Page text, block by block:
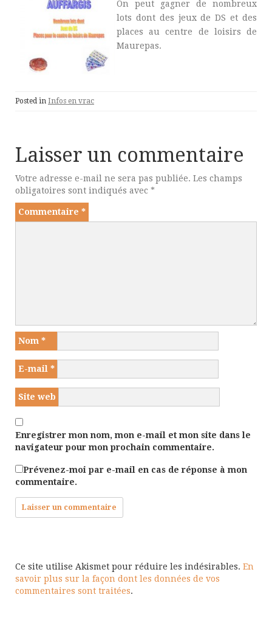
On peut gagner de nombreux
lots dont des jeux de DS et des
places au centre de loisirs de
Maurepas.
Posted in Infos en vrac
Laisser un commentaire
Votre adresse e-mail ne sera pas publiée. Les champs
obligatoires sont indiqués avec *
Commentaire *
Nom *
E-mail *
Site web
Enregistrer mon nom, mon e-mail et mon site dans le
navigateur pour mon prochain commentaire.
Prévenez-moi par e-mail en cas de réponse à mon
commentaire.
Ce site utilise Akismet pour réduire les indésirables. En
savoir plus sur la façon dont les données de vos
commentaires sont traitées.